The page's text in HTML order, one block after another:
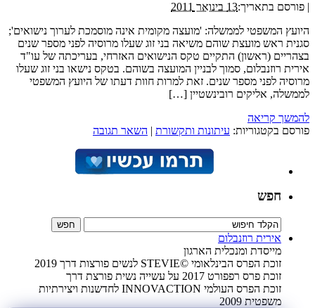
| פורסם בתאריך:13 בינואר 2011
היועץ המשפטי לממשלה: 'מועצה מקומית אינה מוסמכת לערוך נישואים';
סגנית ראש מועצת שוהם משיאה בני זוג שעלו מרוסיה לפני מספר שנים
בצהריים (ראשון) התקיים טקס הנישואים האזרחי, בעריכתה של עו"ד
אירית רוזנבלום, סמוך לבניין המועצה בשוהם. בטקס נישאו בני זוג שעלו
מרוסיה לפני מספר שנים. זאת למרות חוות דעתו של היועץ המשפטי
לממשלה, אליקים רובינשטיין […]
להמשך קריאה
פורסם בקטגוריות: עיתונות ותקשורת | השאר תגובה
חפש
אירית רוזנבלום
מייסדת ומנכלית הארגון
זוכת הפרס הבינלאומי ©STEVIE לנשים פורצות דרך 2019
זוכת פרס רפפורט 2017 על עשייה נשית פורצת דרך
זוכת הפרס העולמי INNOVACTION לחדשנות ויצירתיות
משפטית 2009